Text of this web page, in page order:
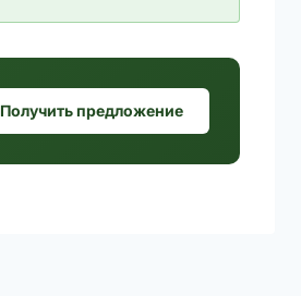
Получить предложение